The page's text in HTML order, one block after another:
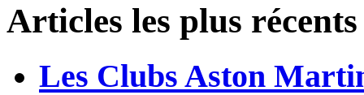
Articles les plus récents
Les Clubs Aston